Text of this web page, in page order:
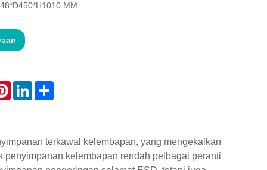
MM
PinterestLinkedInShare
terkawal kelembapan, yang mengekalkan
kelembapan rendah pelbagai peranti